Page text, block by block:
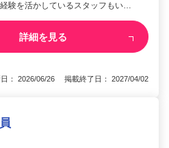
験を活かしているスタッフもい…
詳細を見る
： 2026/06/26 掲載終了日： 2027/04/02